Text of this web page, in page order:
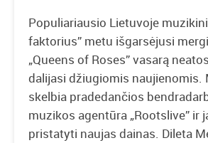
Populiariausio Lietuvoje
faktorius” metu išgarsėjusi
„Queens of Roses” vasarą
dalijasi džiugiomis naujienomis.
skelbia pradedančios
muzikos agentūra „Rootslive” ir
pristatyti naujas dainas. Dileta